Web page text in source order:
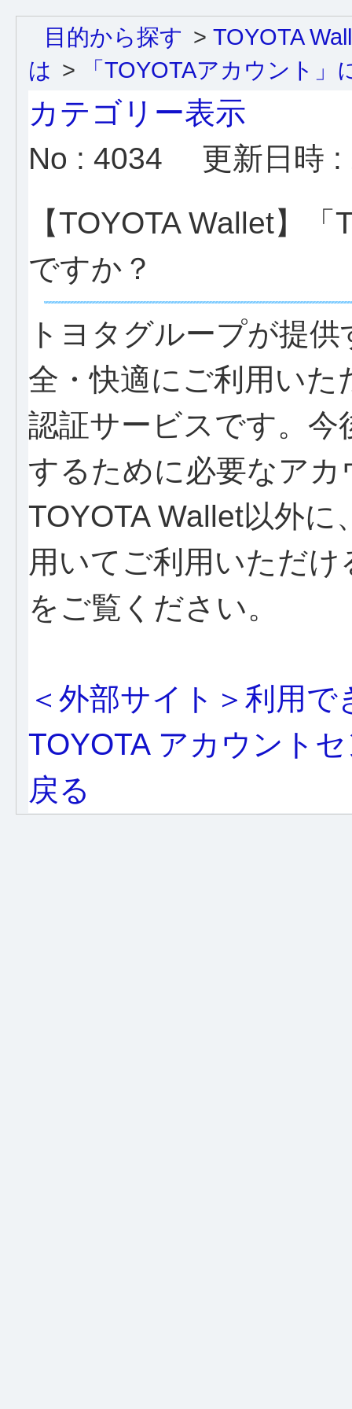
目的から探す > TOYOTA
は > 「TOYOTAアカウント」
カテゴリー表示
No : 4034
更新日時
【TOYOTA Wallet】
ですか？
トヨタグループが提
全・快適にご利用い
認証サービスです。今
するために必要なア
TOYOTA Wallet以外
用いてご利用いただ
をご覧ください。
＜外部サイト＞利用
TOYOTA アカウント
戻る